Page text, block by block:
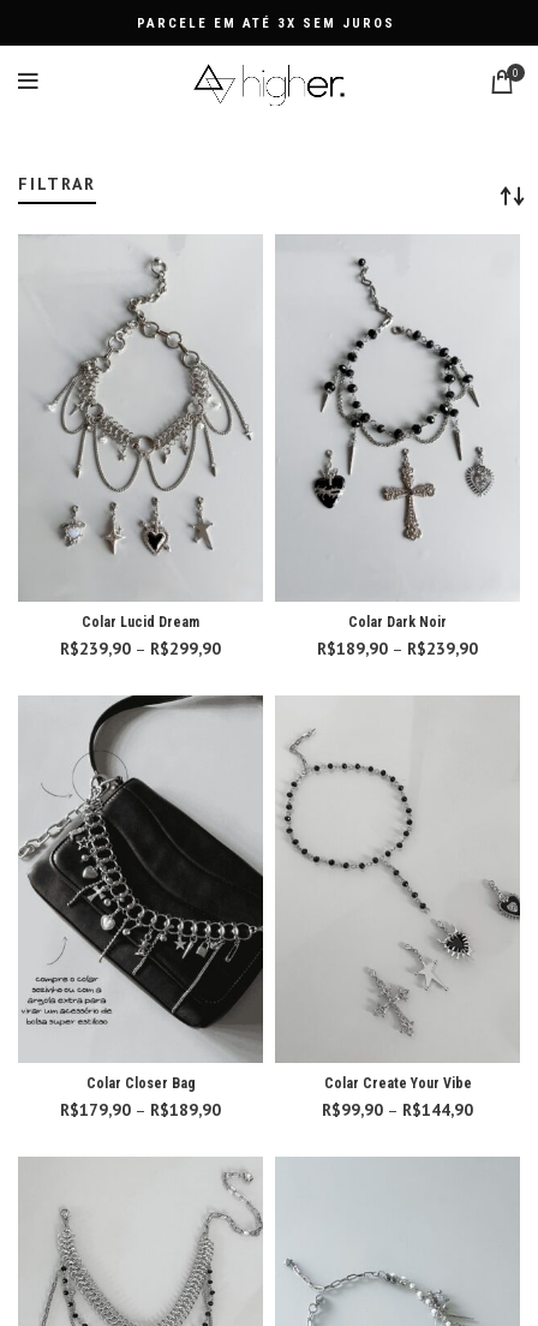
FRETE GRÁTIS NAS COMPRAS ACIMA DE R$329
0
CHOKER PRETO COM PINGENTE
FILTRAR
Colar Lucid Dream
R$239,90 – R$299,90
R$239,90
através
Colar Dark Noir
R$189,90 – R$239,90
Colar Closer Bag
R$179,90 – R$189,90
R$179,90
através
R$189,90
Colar Create Your Vibe
R$99,90 – R$144,90
R$99,90